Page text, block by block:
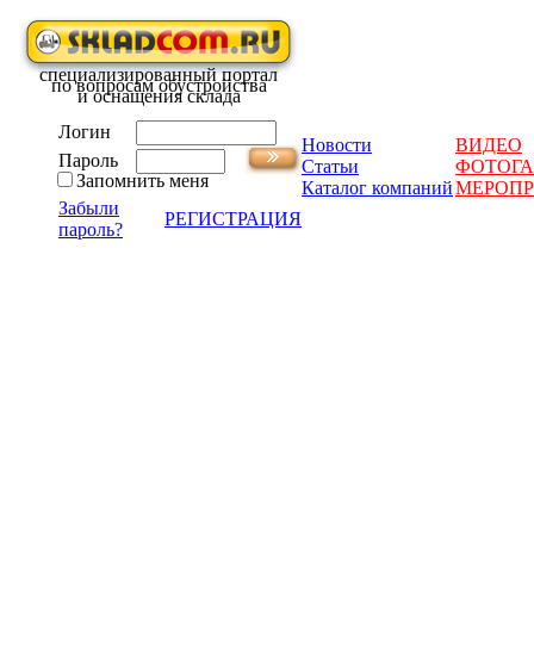
специализированный портал
по вопросам обустройства
и оснащения склада
Логин
Пароль
Запомнить меня
Забыли
пароль?
РЕГИСТРАЦИЯ
Новости
ВИДЕО
Статьи
Каталог компаний